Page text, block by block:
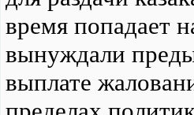
время попадает
вынуждали
выплате